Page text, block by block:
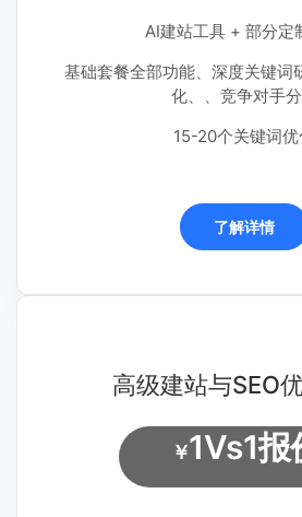
AI建站工具 + 部分定
基础套餐全部功能、深度关键词
化、、竞争对手
15-20个关键词
了解详情
高级建站与SEO
￥1Vs1报